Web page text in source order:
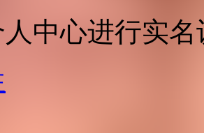
中心进行实名